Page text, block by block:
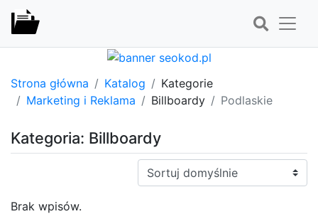
Strona główna Katalog
Kategorie
Marketing i Reklama
Billboardy Podlaskie
Kategoria: Billboardy
Sortuj:
Brak wpisów.